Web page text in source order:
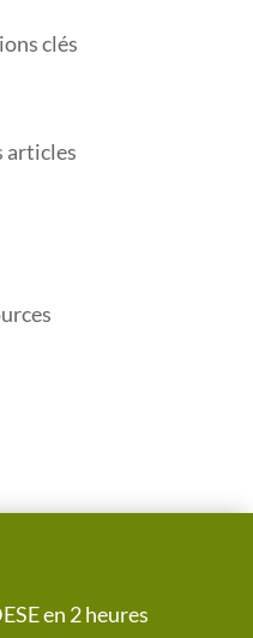
clés
articles
en 2 heures